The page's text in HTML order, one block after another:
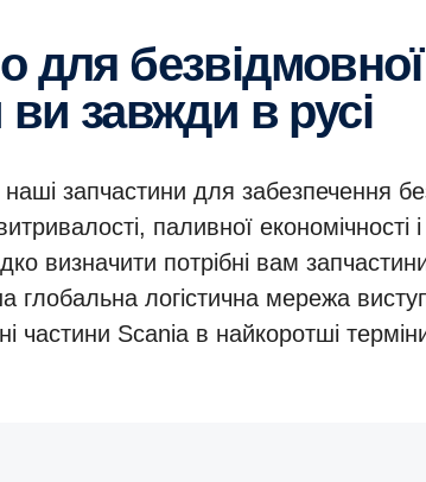
ви завжди в русі
запчастини для забезпечення
паливної економічності
визначити потрібні вам запчастини
глобальна логістична мережа
частини Scania в найкоротші